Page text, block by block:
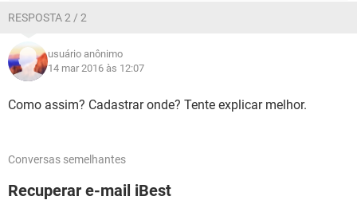
RESPOSTA 2 / 2
usuário anônimo
14 mar 2016 às 12:07
Como assim? Cadastrar onde? Tente explicar melhor.
Conversas semelhantes
Recuperar e-mail iBest